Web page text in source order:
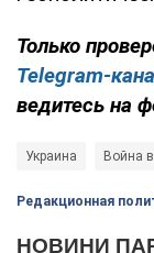
Только
Telegram-
ведитесь на
Украина Война
Редакционная